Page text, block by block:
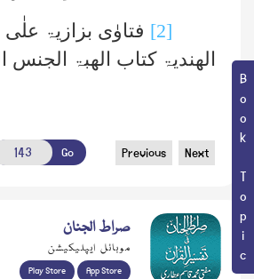
Book Topic
[2] فتاوٰی بزازیۃ
الھندیۃ کتاب الھبۃ الجنس
Go Previous Next
صراط الجنان
موبائل ایپلیکیشن
Play Store App Store